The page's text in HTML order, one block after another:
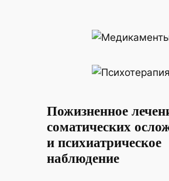
Пожизненное
соматических
и психиатрическое
наблюдение